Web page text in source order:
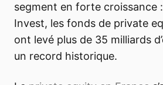
segment en forte croissance
Invest, les fonds de private
ont levé plus de 35 milliards
un record historique.